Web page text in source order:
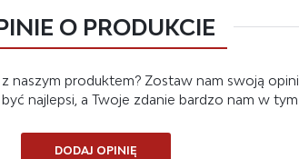
O PRODUKCIE
z naszym produktem? Zostaw nam swoją
najlepsi, a Twoje zdanie bardzo nam w
DODAJ OPINIĘ